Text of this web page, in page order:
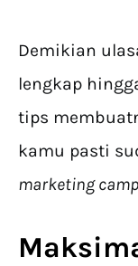
Demikian
lengkap
tips
kamu pasti
marketing